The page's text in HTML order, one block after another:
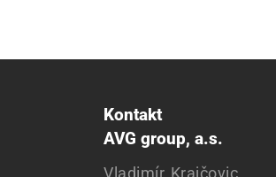
Kontakt
AVG group, a.s.
Vladimír Krajčovic